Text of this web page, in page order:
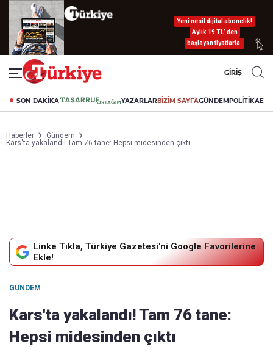
Yeni nesil dijital abonelik!
Aylık 19 TL’ den
başlayan fiyatlarla.
GİRİŞ
SON DAKİKA YAZARLARBİZİM SAYFAGÜNDEMPOLİTİKA
Haberler
Gündem
Kars'ta yakalandı! Tam 76 tane: Hepsi midesinden çıktı
Linke Tıkla, Türkiye Gazetesi'ni Google Favorilerine
Ekle!
GÜNDEM
Kars'ta yakalandı! Tam 76 tane:
Hepsi midesinden çıktı